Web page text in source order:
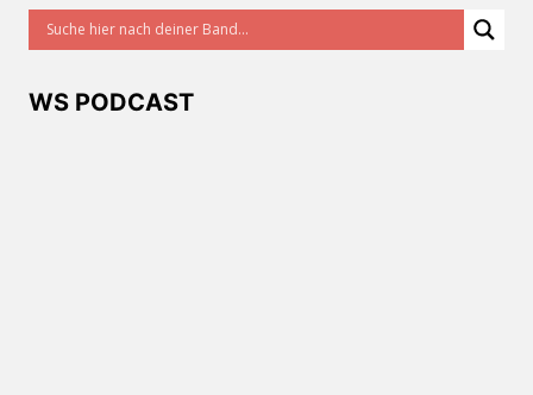
WS PODCAST